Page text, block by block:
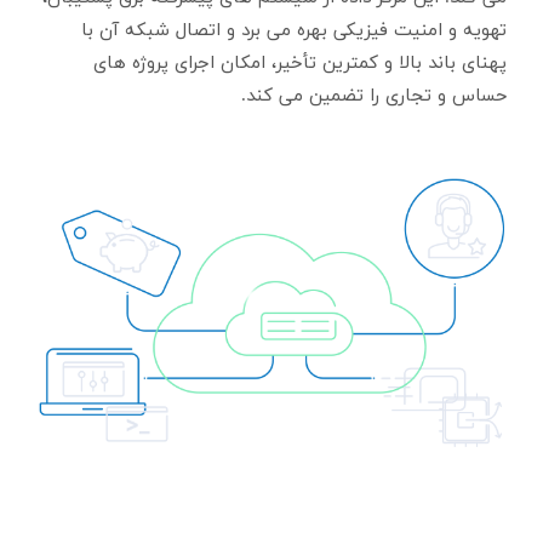
تهویه و امنیت فیزیکی بهره می برد و اتصال شبکه آن با
پهنای باند بالا و کمترین تأخیر، امکان اجرای پروژه های
حساس و تجاری را تضمین می کند.